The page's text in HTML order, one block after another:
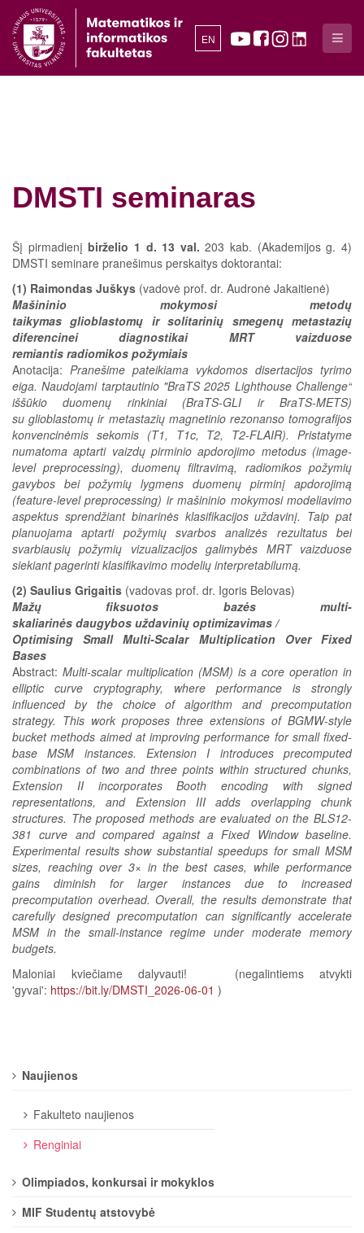
EN
DMSTI seminaras
Šį pirmadienįbirželio 1 d. 13 val. 203 kab. (Akademijos g. 4)
DMSTI seminare pranešimus perskaitys doktorantai:
(1) Raimondas Juškys (vadovė prof. dr. Audronė Jakaitienė)
Mašininio mokymosi metodų
taikymas glioblastomų ir solitarinių smegenų metastazių
diferencinei diagnostikai MRT vaizduose
remiantis radiomikos požymiais
Anotacija: Pranešime pateikiama vykdomos disertacijos tyrimo
eiga. Naudojami tarptautinio "BraTS 2025 Lighthouse Challenge“
iššūkio duomenų rinkiniai (BraTS-GLI ir BraTS-METS)
su glioblastomų ir metastazių magnetinio rezonanso tomografijos
konvencinėmis sekomis (T1, T1c, T2, T2-FLAIR). Pristatyme
numatoma aptarti vaizdų pirminio apdorojimo metodus (image-
level preprocessing), duomenų filtravimą, radiomikos požymių
gavybos bei požymių lygmens duomenų pirminį apdorojimą
(feature-level preprocessing) ir mašininio mokymosi modeliavimo
aspektus sprendžiant binarinės klasifikacijos uždavinį. Taip pat
planuojama aptarti požymių svarbos analizės rezultatus bei
svarbiausių požymių vizualizacijos galimybės MRT vaizduose
siekiant pagerinti klasifikavimo modelių interpretabilumą.
(2) Saulius Grigaitis (vadovas prof. dr. Igoris Belovas)
Mažų fiksuotos bazės multi-
skaliarinės daugybos uždavinių optimizavimas /
Optimising Small Multi-Scalar Multiplication Over Fixed
Bases
Abstract: Multi-scalar multiplication (MSM) is a core operation in
elliptic curve cryptography, where performance is strongly
influenced by the choice of algorithm and precomputation
strategy. This work proposes three extensions of BGMW-style
bucket methods aimed at improving performance for small fixed-
base MSM instances. Extension I introduces precomputed
combinations of two and three points within structured chunks,
Extension II incorporates Booth encoding with signed
representations, and Extension III adds overlapping chunk
structures. The proposed methods are evaluated on the BLS12-
381 curve and compared against a Fixed Window baseline.
Experimental results show substantial speedups for small MSM
sizes, reaching over 3× in the best cases, while performance
gains diminish for larger instances due to increased
precomputation overhead. Overall, the results demonstrate that
carefully designed precomputation can significantly accelerate
MSM in the small-instance regime under moderate memory
budgets.
Maloniai kviečiame dalyvauti! (negalintiems atvykti
'gyvai': https://bit.ly/DMSTI_2026-06-01 )
Naujienos
Fakulteto naujienos
Renginiai
Olimpiados, konkursai ir mokyklos
MIF Studentų atstovybė